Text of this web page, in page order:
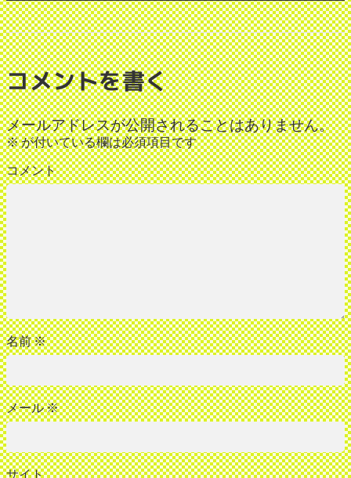
コメントを書く
メールアドレスが公開されることはありません。
※が付いている欄は必須項目です
コメント
名前※
メール※
サイト